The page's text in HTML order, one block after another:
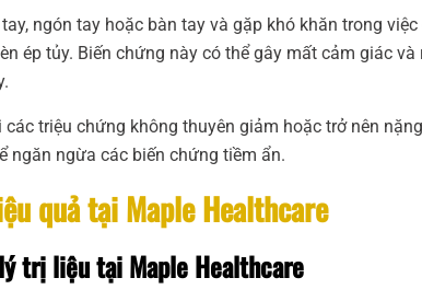
ngón tay hoặc bàn tay và gặp khó khăn trong việc
ép tủy. Biến chứng này có thể gây mất cảm giác và
triệu chứng không thuyên giảm hoặc trở nên
ngăn ngừa các biến chứng tiềm ẩn.
quả tại Maple Healthcare
trị liệu tại Maple Healthcare